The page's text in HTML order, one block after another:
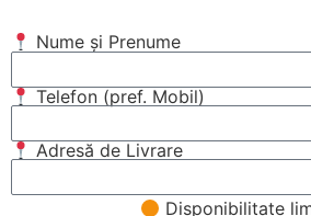
Nume și Prenume
Telefon (pref. Mobil)
Adresă de Livrare
Disponibilitate